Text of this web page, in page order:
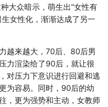
大众暗示，萌生出“女性有
女性化，渐渐达成了另一
越来越大，70后、80后男
力渲染给了90后，就让很
对压力下意识进行回避和逃
为容易。同时，90后的幼
，更为强势和主动，女教师